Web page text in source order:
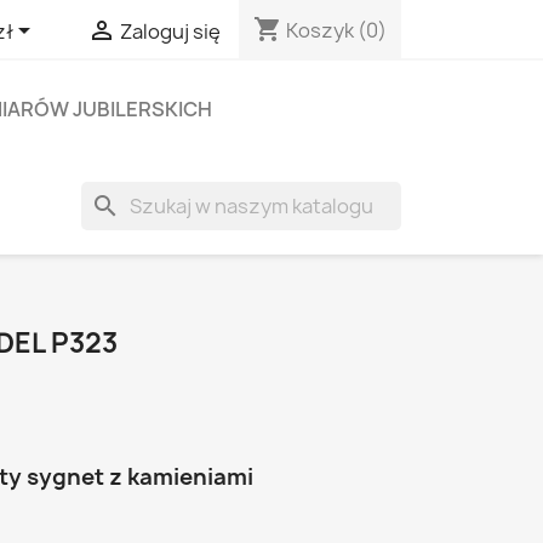
  Zaloguj się shopping_cart Koszyk (0)
JUBILERSKICH
search
P323
sygnet z kamieniami